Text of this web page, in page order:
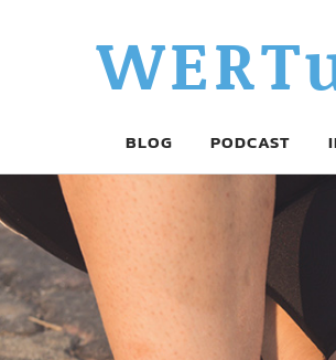
BLOG PODCAST